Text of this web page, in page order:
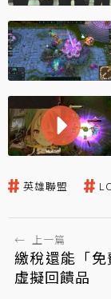
英雄聯盟
← 上一篇
繳稅還能「
虛擬回饋品